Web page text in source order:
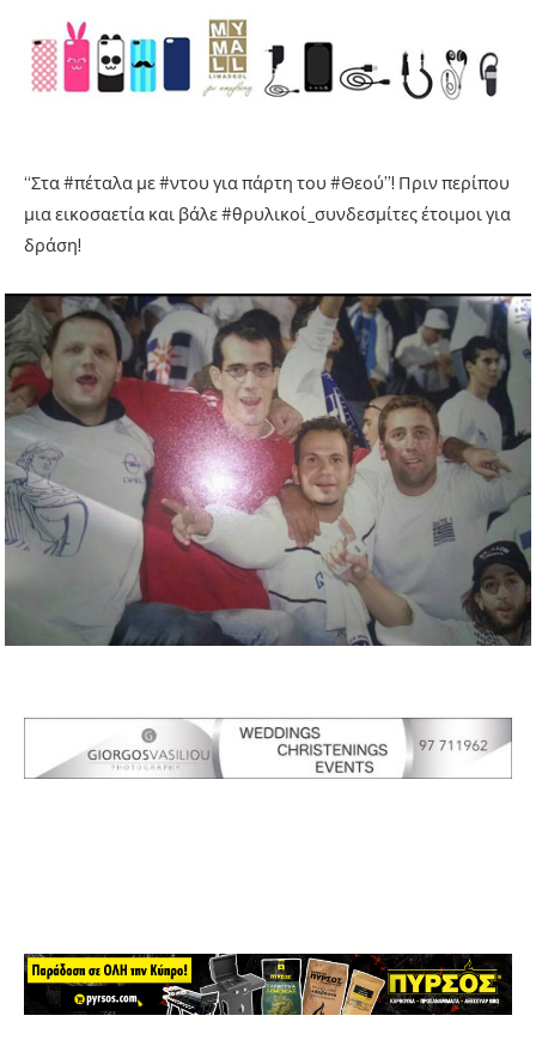
“Στα #πέταλα με #ντου για πάρτη του #Θεού”! Πριν περίπου
μια εικοσαετία και βάλε #θρυλικοί_συνδεσμίτες έτοιμοι για
δράση!